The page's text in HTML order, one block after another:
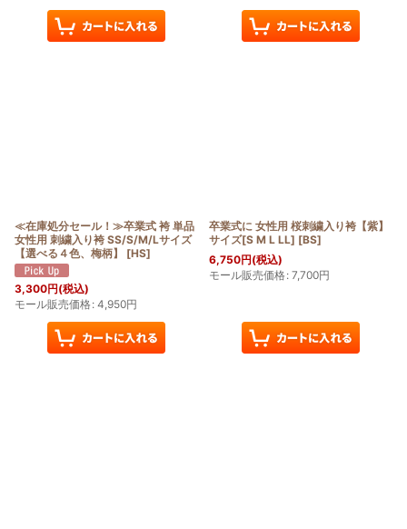
≪在庫処分セール！≫卒業式 袴 単品
女性用 刺繍入り袴 SS/S/M/Lサイズ
【選べる４色、梅柄】
[HS]
3,300円(税込)
モール販売価格: 4,950円
卒業式に 女性用 桜刺繍入り袴【紫】
サイズ[S M L LL] [BS]
6,750円(税込)
モール販売価格: 7,700円